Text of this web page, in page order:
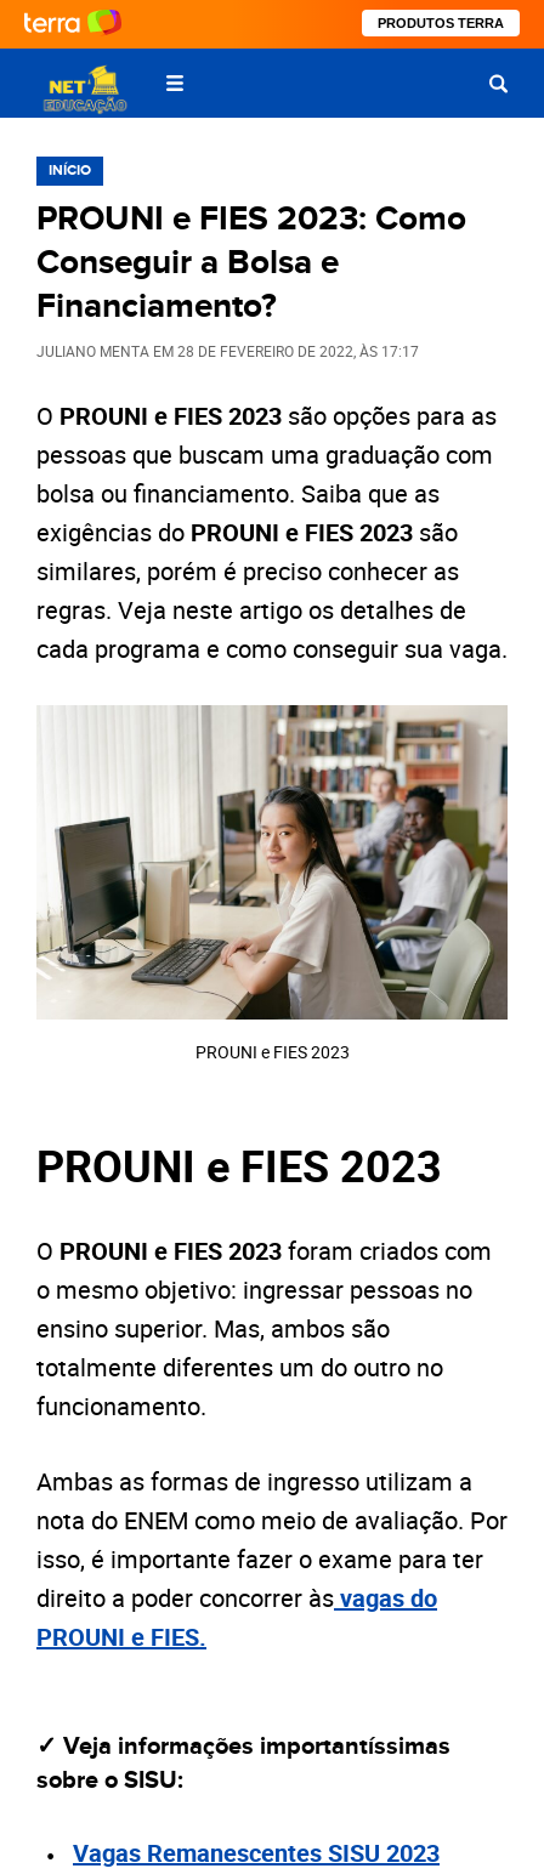
PRODUTOS TERRA
INÍCIO
PROUNI e FIES 2023: Como
Conseguir a Bolsa e
Financiamento?
JULIANO MENTA EM28 DE FEVEREIRO DE 2022 , ÀS 17:17
O PROUNI e FIES 2023 são opções para as
pessoas que buscam uma graduação com
bolsa ou financiamento. Saiba que as
exigências do PROUNI e FIES 2023 são
similares, porém é preciso conhecer as
regras. Veja neste artigo os detalhes de
cada programa e como conseguir sua vaga.
PROUNI e FIES 2023
PROUNI e FIES 2023
O PROUNI e FIES 2023foram criados com
o mesmo objetivo: ingressar pessoas no
ensino superior. Mas, ambos são
totalmente diferentes um do outro no
funcionamento.
Ambas as formas de ingresso utilizam a
nota do ENEM como meio de avaliação. Por
isso, é importante fazer o exame para ter
direito a poder concorrer àsvagas do
PROUNI e FIES.
✓ Veja informações importantíssimas
sobre o SISU:
Vagas Remanescentes SISU 2023